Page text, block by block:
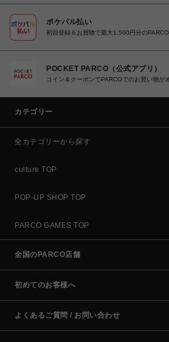
ポケパル払い
初回登録＆お買物で最大1,500円分の
POCKET PARCO（公式アプリ）
コイン＆クーポンでPARCOでのお買い物が
カテゴリー
全カテゴリーから探す
culture TOP
POP-UP SHOP TOP
PARCO GAMES TOP
全国のPARCO店舗
初めてのお客様へ
よくあるご質問 / お問い合わせ